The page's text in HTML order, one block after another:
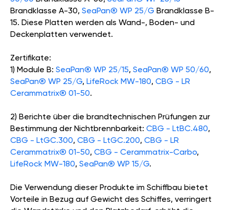
Brandklasse A-30, SeaPan® WP 25/G Brandklasse B-
15. Diese Platten werden als Wand-, Boden- und
Deckenplatten verwendet.
Zertifikate:
1) Module B: SeaPan® WP 25/15, SeaPan® WP 50/60,
SeaPan® WP 25/G, LifeRock MW-180, CBG - LR
Cerammatrix® 01-50.
2) Berichte über die brandtechnischen Prüfungen zur
Bestimmung der Nichtbrennbarkeit: CBG - LtBC.480,
CBG - LtGC.300, CBG - LtGC.200, CBG - LR
Cerammatrix® 01-50, CBG - Cerammatrix-Carbo,
LifeRock MW-180, SeaPan® WP 15/G.
Die Verwendung dieser Produkte im Schiffbau bietet
Vorteile in Bezug auf Gewicht des Schiffes, verringert